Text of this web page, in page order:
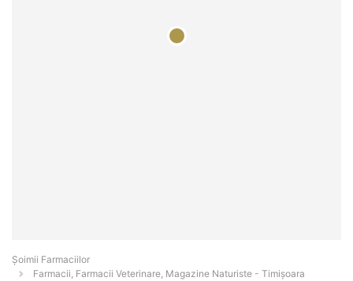
Şoimii Farmaciilor
Farmacii, Farmacii Veterinare, Magazine Naturiste - Timişoara